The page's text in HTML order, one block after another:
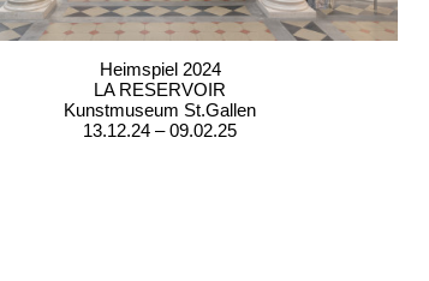
Heimspiel 2024
LA RESERVOIR
Kunstmuseum St.Gallen
13.12.24 – 09.02.25